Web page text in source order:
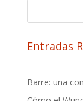
Entradas
Barre: una